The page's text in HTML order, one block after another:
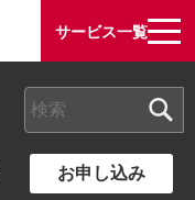
サービス一覧
検索キーワード入力
お申し込み